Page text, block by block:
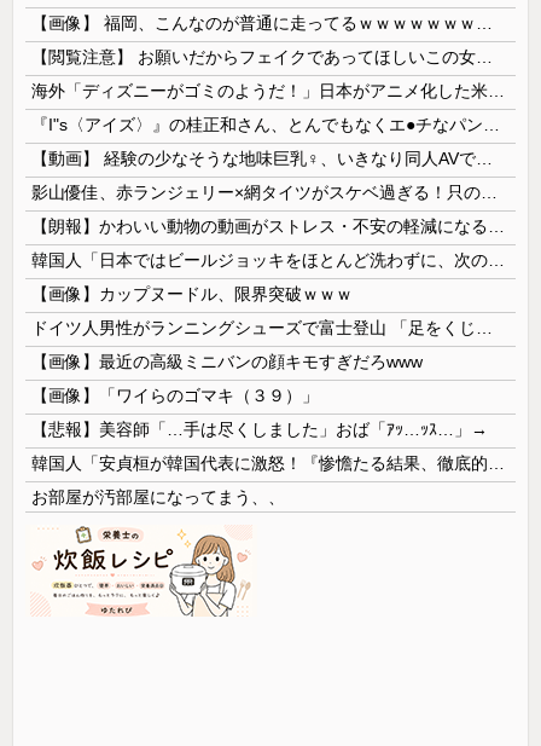
【画像】カップヌードル、限界突破ｗｗｗ
【画像】最近の高級ミニバンの顔キモすぎだろwww
【画像】「ワイらのゴマキ（３９）」
【悲報】美容師「…手は尽くしました」おば「ｱｯ…ｯｽ…」→
お部屋が汚部屋になってまう、、